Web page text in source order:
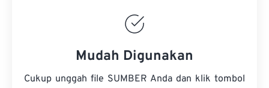
Mudah Digunakan
Cukup unggah file SUMBER Anda dan klik tombol